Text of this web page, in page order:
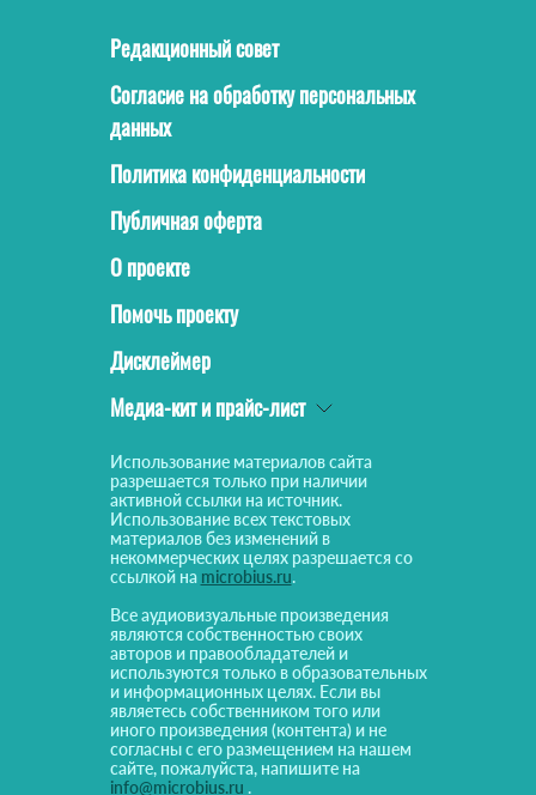
Редакционный совет
Согласие на обработку персональных
данных
Политика конфиденциальности
Публичная оферта
О проекте
Помочь проекту
Дисклеймер
Медиа-кит и прайс-лист
Использование материалов сайта
разрешается только при наличии
активной ссылки на источник.
Использование всех текстовых
материалов без изменений в
некоммерческих целях разрешается со
ссылкой на microbius.ru.
Все аудиовизуальные произведения
являются собственностью своих
авторов и правообладателей и
используются только в образовательных
и информационных целях. Если вы
являетесь собственником того или
иного произведения (контента) и не
согласны с его размещением на нашем
сайте, пожалуйста, напишите на
info@microbius.ru .